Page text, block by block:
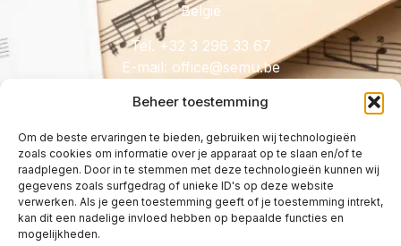
Beheer toestemming
Om de beste ervaringen te bieden, gebruiken wij technologieën
zoals cookies om informatie over je apparaat op te slaan en/of te
raadplegen. Door in te stemmen met deze technologieën kunnen wij
gegevens zoals surfgedrag of unieke ID's op deze website
verwerken. Als je geen toestemming geeft of je toestemming intrekt,
kan dit een nadelige invloed hebben op bepaalde functies en
mogelijkheden.
België
Tel. +32 3 296 33 67
E-mail:
eb.umes
@eciffo
HANDIG
Licenties
Tarieven